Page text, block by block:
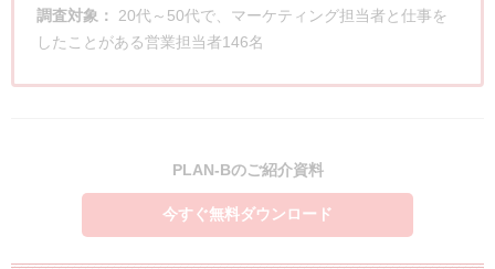
調査対象：
20代～50代で、マーケティング担当者と仕事を
したことがある営業担当者146名
PLAN-Bのご紹介資料
今すぐ無料ダウンロード